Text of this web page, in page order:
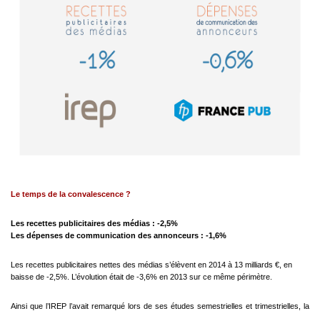
Le temps de la convalescence ?
Les recettes publicitaires des médias : -2,5%
Les dépenses de communication des annonceurs : -1,6%
Les recettes publicitaires nettes des médias s’élèvent en 2014 à 13 milliards €, en
baisse de -2,5%. L’évolution était de -3,6% en 2013 sur ce même périmètre.
Ainsi que l’IREP l’avait remarqué lors de ses études semestrielles et trimestrielles, la